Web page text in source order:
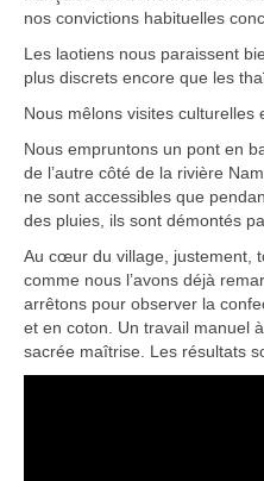
Archives des articles
Nuage d’étiquettes
Flux Rss : Les
Images à la Une
Menu
nos convictions habituelles
Les laotiens nous paraissent
plus discrets encore que les
Nous mêlons visites culturelles
Nous empruntons un pont en
de l’autre côté de la rivière
ne sont accessibles que
des pluies, ils sont démontés
Au cœur du village, justement,
comme nous l’avons déjà
arrêtons pour observer la
et en coton. Un travail manuel
sacrée maîtrise. Les résultats